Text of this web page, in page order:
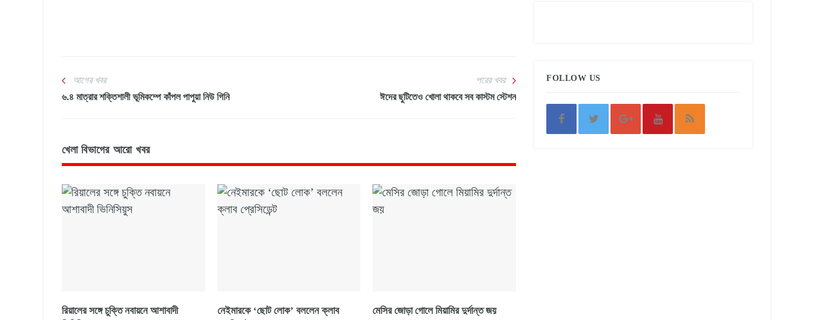
আগের খবর
৬.৪ মাত্রার শক্তিশালী ভূমিকম্পে কাঁপল পাপুয়া নিউ গিনি
পরের খবর
ঈদের ছুটিতেও খোলা থাকবে সব কাস্টম স্টেশন
খেলা বিভাগের আরো খবর
রিয়ালের সঙ্গে চুক্তি নবায়নে আশাবাদী
নেইমারকে ‘ছোট লোক’ বললেন ক্লাব
মেসির জোড়া গোলে মিয়ামির দুর্দান্ত জয়
FOLLOW US